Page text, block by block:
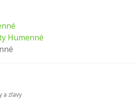
Humenné
a zľavy